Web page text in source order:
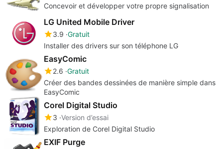
Concevoir et développer votre propre signalisation
LG United Mobile Driver
3.9 Gratuit
Installer des drivers sur son téléphone LG
EasyComic
2.6 Gratuit
Créer des bandes dessinées de manière simple dans
EasyComic
Corel Digital Studio
3 Version d’essai
Exploration de Corel Digital Studio
EXIF Purge